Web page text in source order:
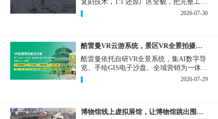
复刻技术，1:1 还原厂区全貌，把完整工厂
搬进手机、电脑大屏，既是工厂对外拓客
的数字化名片，也是内部管理、人员培训
2026-07-30
酷雷曼VR云游系统，景区VR全景拍摄制作一站式落地
酷雷曼依托自研VR全景系统，集AI数字导
览、手绘GIS电子沙盘、全域营销为一体，
打造从VR全景拍摄制作到成熟VR云游落
地案例。
2026-07-29
博物馆线上虚拟展馆，让博物馆跳出围墙让历史随处可及